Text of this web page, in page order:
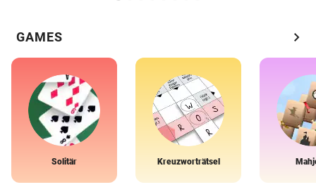
GAMES chevron_right
Solitär Kreuzworträtsel